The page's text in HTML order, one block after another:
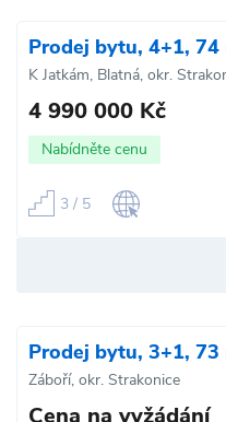
Prodej bytu, 4+1, 74
K Jatkám, Blatná, okr.
4 990 000 Kč
Nabídněte cenu
3 / 5
Prodej bytu, 3+1, 73
Záboří, okr. Strakonice
Cena na vyžádání